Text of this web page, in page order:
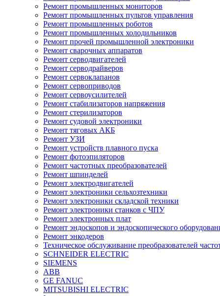
Ремонт промышленных мониторов
Ремонт промышленных пультов управления
Ремонт промышленных роботов
Ремонт промышленных холодильников
Ремонт прочей промышленной электроники
Ремонт сварочных аппаратов
Ремонт серводвигателей
Ремонт серводрайверов
Ремонт сервоклапанов
Ремонт сервоприводов
Ремонт сервоусилителей
Ремонт стабилизаторов напряжения
Ремонт стерилизаторов
Ремонт судовой электроники
Ремонт тяговых АКБ
Ремонт УЗИ
Ремонт устройств плавного пуска
Ремонт фотоэпиляторов
Ремонт частотных преобразователей
Ремонт шпинделей
Ремонт электродвигателей
Ремонт электроники сельхозтехники
Ремонт электроники складской техники
Ремонт электроники станков с ЧПУ
Ремонт электронных плат
Ремонт эндоскопов и эндоскопического
Ремонт энкодеров
Техническое обслуживание преобразователей
SCHNEIDER ELECTRIC
SIEMENS
ABB
GE FANUC
MITSUBISHI ELECTRIC